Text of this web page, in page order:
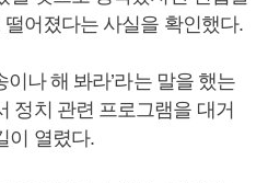
어졌다는 사실을 확인했다.
이나 해 봐라’라는 말을 했는
정치 관련 프로그램을 대거
이 열렸다.